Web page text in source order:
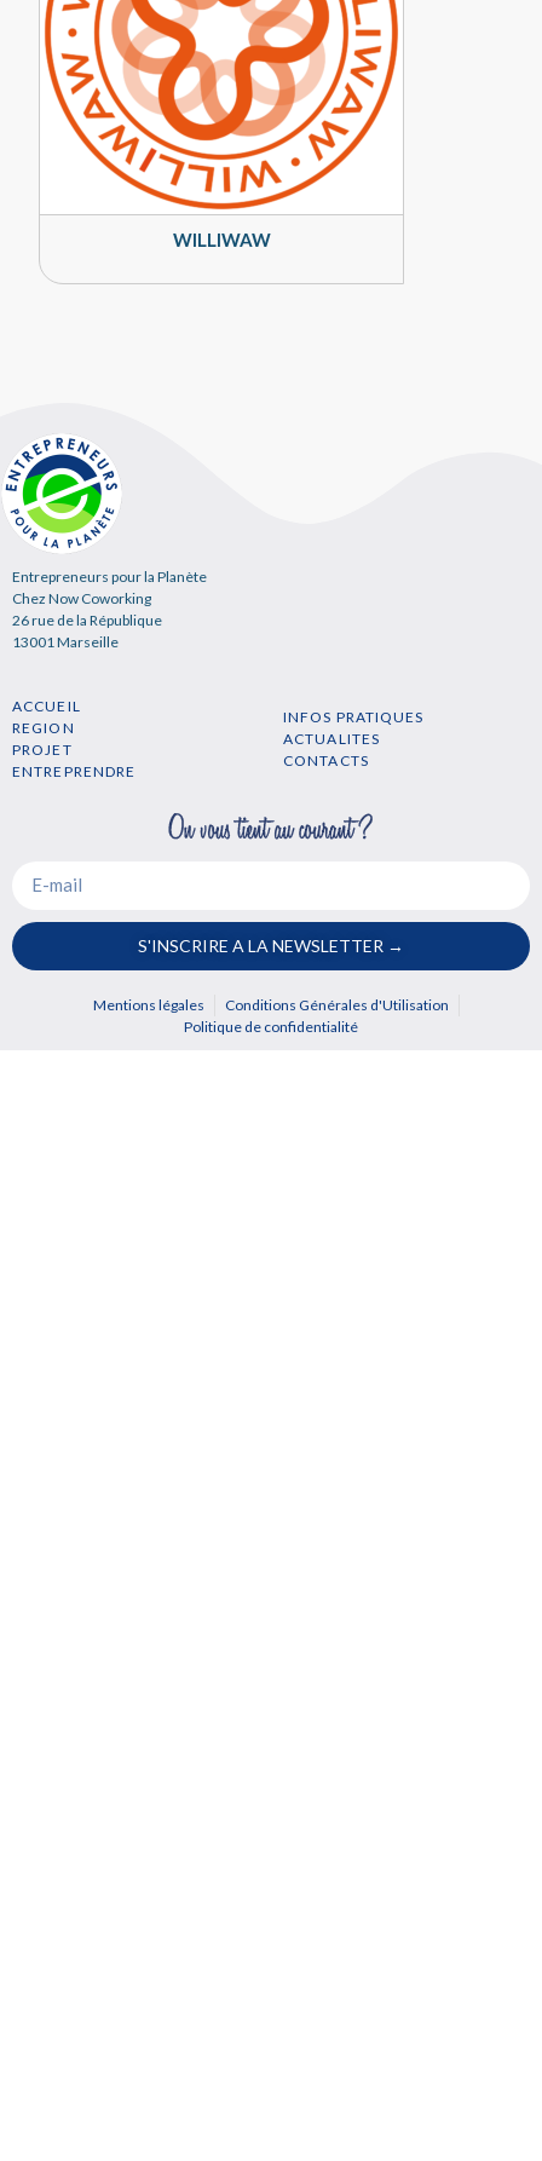
WILLIWAW
Entrepreneurs pour la Planète
Chez Now Coworking
26 rue de la République
13001 Marseille
ACCUEIL
REGION
PROJET
ENTREPRENDRE
INFOS PRATIQUES
ACTUALITES
CONTACTS
S'INSCRIRE A LA NEWSLETTER →
Mentions légales
Conditions Générales d'Utilisation
Politique de confidentialité